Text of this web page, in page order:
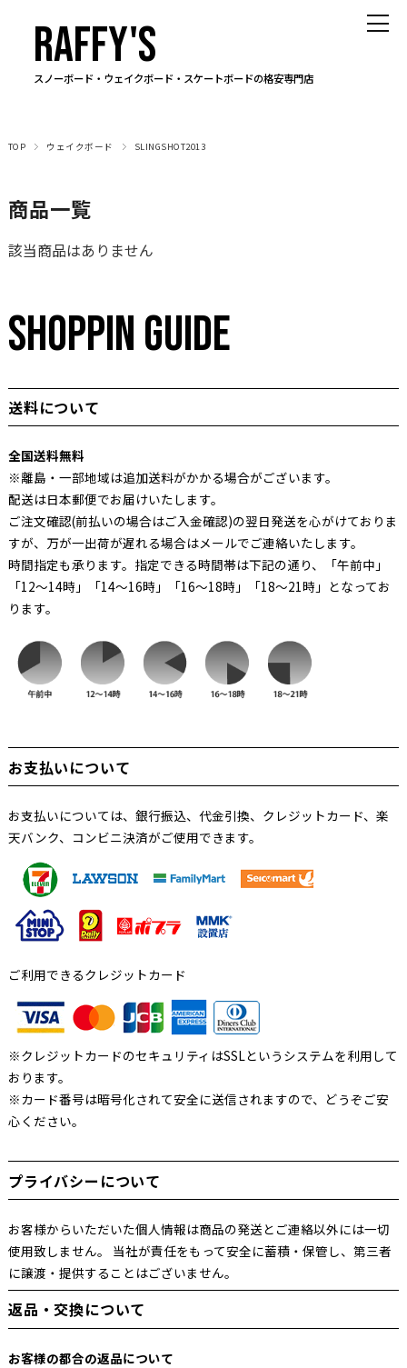
スノーボード・ウェイクボード・スケートボードの格安専門店
RAFFY'S
TOP ウェイクボード SLINGSHOT2013
商品一覧
該当商品はありません
SHOPPIN GUIDE
送料について
全国送料無料
※離島・一部地域は追加送料がかかる場合がございます。
配送は日本郵便でお届けいたします。
ご注文確認(前払いの場合はご入金確認)の翌日発送を心がけておりま
すが、万が一出荷が遅れる場合はメールでご連絡いたします。
時間指定も承ります。指定できる時間帯は下記の通り、「午前中」
「12～14時」「14～16時」「16～18時」「18～21時」となってお
ります。
お支払いについて
お支払いについては、銀行振込、代金引換、クレジットカード、楽
天バンク、コンビニ決済がご使用できます。
ご利用できるクレジットカード
※クレジットカードのセキュリティはSSLというシステムを利用して
おります。
※カード番号は暗号化されて安全に送信されますので、どうぞご安
心ください。
プライバシーについて
お客様からいただいた個人情報は商品の発送とご連絡以外には一切
使用致しません。 当社が責任をもって安全に蓄積・保管し、第三者
に譲渡・提供することはございません。
返品・交換について
お客様の都合の返品について